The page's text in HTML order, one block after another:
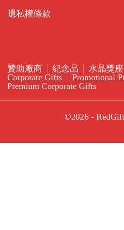
隱私權條款
贊助廠商 紀念品 水晶獎座
Corporate Gifts
Promotional
Premium Corporate Gifts
©2026 -